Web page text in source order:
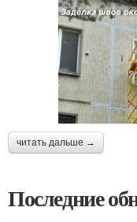
читать дальше →
Последние